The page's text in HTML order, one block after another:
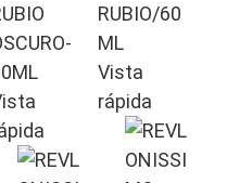
Vista
rápida